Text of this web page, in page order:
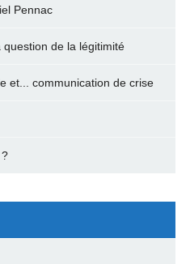
Pennac
de la légitimité
et... communication de crise